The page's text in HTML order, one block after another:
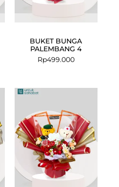
BUKET BUNGA
PALEMBANG 4
Rp499.000